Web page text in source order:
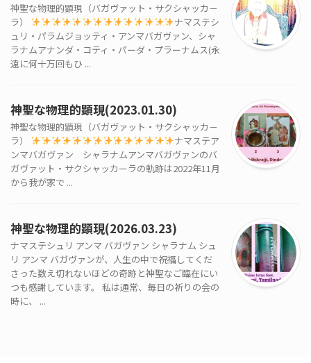
神聖な物理的顕現（バガヴァット・サクシャッカ－
ラ）
ナマステシ
ュリ・パラムジョッティ・アンマバガヴァン、シャ
ラナムアナンダ・コティ・パーダ・プラーナムス(永
遠に何十万回もひ ...
神聖な物理的顕現(2023.01.30)
神聖な物理的顕現（バガヴァット・サクシャッカ－
ラ）
ナマステア
ンマバガヴァン シャラナムアンマバガヴァンのバ
ガヴァット・サクシャッカーラの軌跡は2022年11月
から我が家で ...
神聖な物理的顕現(2026.03.23)
ナマステシュリ アンマ バガヴァン シャラナム シュ
リ アンマ バガヴァンが、人生の中で祝福してくだ
さった数え切れないほどの奇跡と神聖なご臨在にい
つも感謝しています。 私は通常、毎日の祈りの会の
時に、 ...